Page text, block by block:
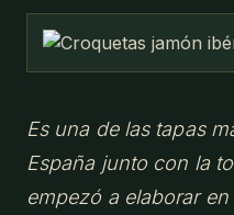
Es una de las tapas
España junto con la
empezó a elaborar